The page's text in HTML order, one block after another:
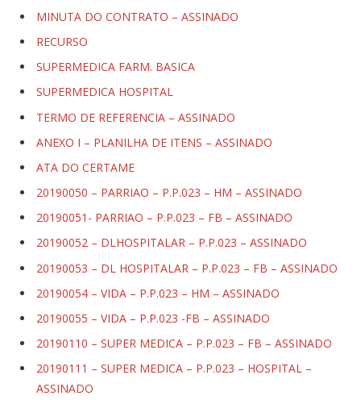
MINUTA DO CONTRATO – ASSINADO
RECURSO
SUPERMEDICA FARM. BASICA
SUPERMEDICA HOSPITAL
TERMO DE REFERENCIA – ASSINADO
ANEXO I – PLANILHA DE ITENS – ASSINADO
ATA DO CERTAME
20190050 – PARRIAO – P.P.023 – HM – ASSINADO
20190051- PARRIAO – P.P.023 – FB – ASSINADO
20190052 – DLHOSPITALAR – P.P.023 – ASSINADO
20190053 – DL HOSPITALAR – P.P.023 – FB – ASSINADO
20190054 – VIDA – P.P.023 – HM – ASSINADO
20190055 – VIDA – P.P.023 -FB – ASSINADO
20190110 – SUPER MEDICA – P.P.023 – FB – ASSINADO
20190111 – SUPER MEDICA – P.P.023 – HOSPITAL –
ASSINADO